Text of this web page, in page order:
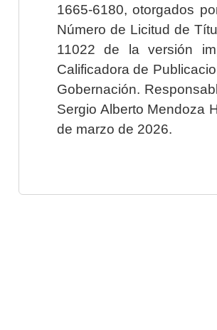
1665-6180, otorgados
Número de Licitud de
11022 de la versión
Calificadora de
Gobernación.
Sergio Alberto Mendoza
de marzo de 2026.